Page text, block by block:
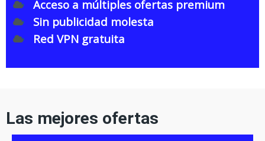
Acceso a múltiples ofertas premium
Sin publicidad molesta
Red VPN gratuita
Las mejores ofertas